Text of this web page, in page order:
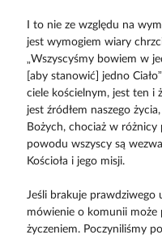
I to nie ze względu na
jest wymogiem wiary
„Wszyscyśmy bowiem w
[aby stanowić] jedno
ciele kościelnym, jest ten i
jest źródłem naszego
Bożych, chociaż w różnicy
powodu wszyscy są
Kościoła i jego misji.
Jeśli brakuje prawdziwego
mówienie o komunii
życzeniem. Poczyniliśmy